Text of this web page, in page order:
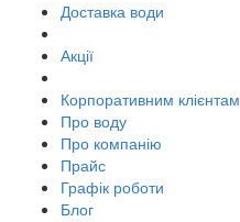
Доставка води
Акції
Корпоративним клієнтам
Про воду
Про компанію
Прайс
Графік роботи
Блог